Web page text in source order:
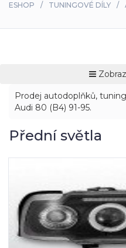
ESHOP TUNINGOVÉ DÍLY
Prodej autodoplňků,
Audi 80 (B4) 91-95.
Přední světla